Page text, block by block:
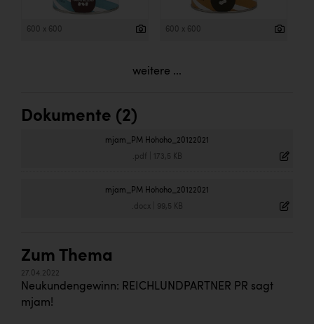
600 x 600 600 x 600
weitere ...
Dokumente (2)
mjam_PM Hohoho_20122021
.pdf 173,5 KB
mjam_PM Hohoho_20122021
.docx| 99,5 KB
Zum Thema
27.04.2022
Neukundengewinn: REICHLUNDPARTNER PR sagt
mjam!